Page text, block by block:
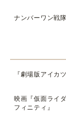
ナンバーワン戦
『劇場版アイ
映画『仮面ライ
フィニティ』